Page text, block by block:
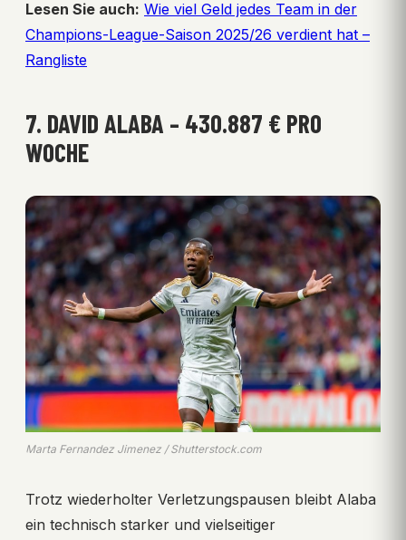
Lesen Sie auch: Wie viel Geld jedes Team in der
Champions-League-Saison 2025/26 verdient hat –
Rangliste
7. DAVID ALABA – 430.887 € PRO
WOCHE
Marta Fernandez Jimenez / Shutterstock.com
Trotz wiederholter Verletzungspausen bleibt Alaba
ein technisch starker und vielseitiger